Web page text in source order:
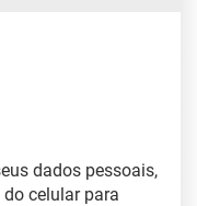
dados pessoais,
celular para